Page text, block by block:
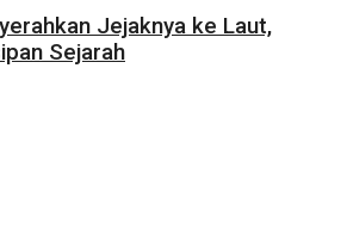
Jejaknya ke Laut,
Sejarah